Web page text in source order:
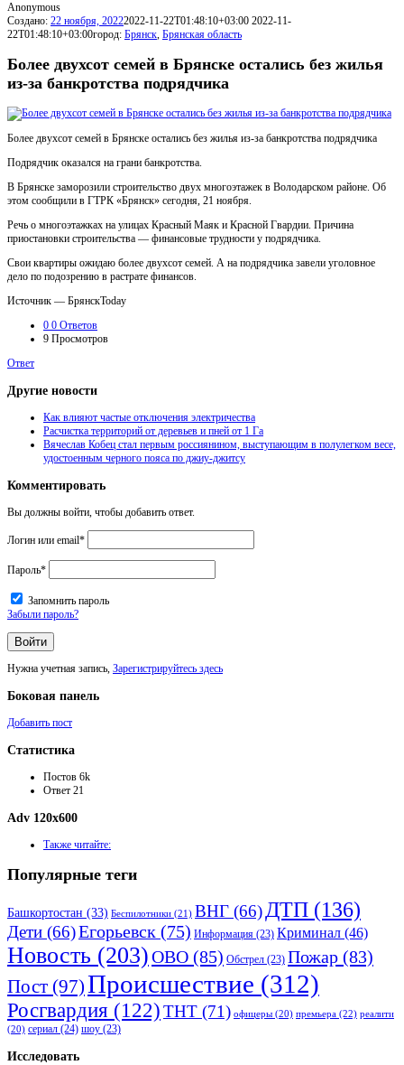
Anonymous
Создано: 22 ноября, 20222022-11-22T01:48:10+03:00 2022-11-
22T01:48:10+03:00город: Брянск, Брянская область
Более двухсот семей в Брянске остались без жилья
из-за банкротства подрядчика
Более двухсот семей в Брянске остались без жилья из-за банкротства подрядчика
Подрядчик оказался на грани банкротства.
В Брянске заморозили строительство двух многоэтажек в Володарском районе. Об
этом сообщили в ГТРК «Брянск» сегодня, 21 ноября.
Речь о многоэтажках на улицах Красный Маяк и Красной Гвардии. Причина
приостановки строительства — финансовые трудности у подрядчика.
Свои квартиры ожидаю более двухсот семей. А на подрядчика завели уголовное
дело по подозрению в растрате финансов.
Источник — БрянскToday
0 0 Ответов
9 Просмотров
Ответ
Другие новости
Как влияют частые отключения электричества
Расчистка территорий от деревьев и пней от 1 Га
Вячеслав Кобец стал первым россиянином, выступающим в полулегком весе,
удостоенным черного пояса по джиу-джитсу
Комментировать
Вы должны войти, чтобы добавить ответ.
Логин или email*
Пароль*
Запомнить пароль
Забыли пароль?
Нужна учетная запись, Зарегистрируйтесь здесь
Боковая панель
Добавить пост
Статистика
Постов 6k
Ответ 21
Adv 120x600
Также читайте:
Популярные теги
Башкортостан (33) Беспилотники (21) ВНГ (66) ДТП (136)
Дети (66)Егорьевск (75) Информация (23) Криминал (46)
Новость (203)ОВО (85) Обстрел (23) Пожар (83)
Пост (97)Происшествие (312)
Росгвардия (122)ТНТ (71) офицеры (20) премьера (22) реалити
(20) сериал (24) шоу (23)
Исследовать